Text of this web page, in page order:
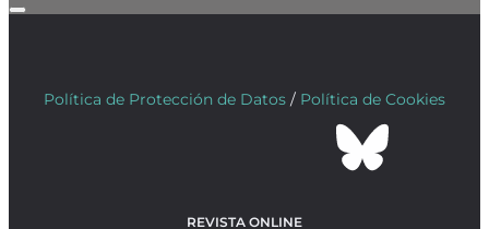
Política de Protección de Datos / Política de Cookies
REVISTA ONLINE